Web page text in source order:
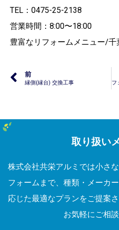
TEL：0475-25-2138
営業時間：8:00〜18:00
豊富なリフォームメニュー/
前
縁側(縁台) 交換工事
取り扱い
株式会社共栄アルミでは小さ
フォームまで、種類・メーカ
応じた最適なプランをご提案
お気軽にご相談